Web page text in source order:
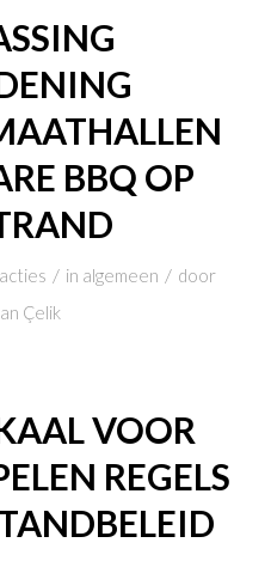
BBQ OP
/ in algemeen / door
Çelik
VOOR
REGELS